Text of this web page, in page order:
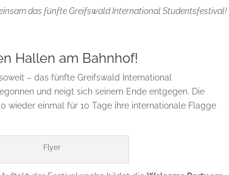
das fünfte Greifswald International Studentsfestival!
Hallen am Bahnhof!
– das fünfte Greifswald International
und neigt sich seinem Ende entgegen. Die
wieder einmal für 10 Tage ihre internationale Flagge
Flyer